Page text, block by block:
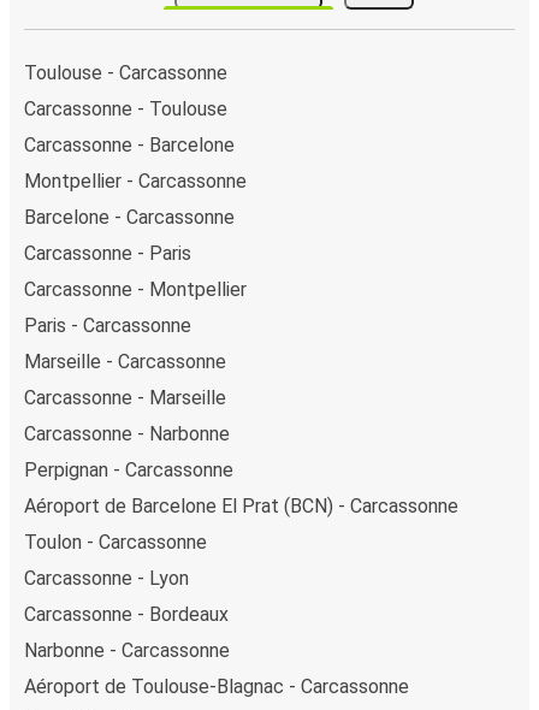
Toulouse - Carcassonne
Carcassonne - Toulouse
Carcassonne - Barcelone
Montpellier - Carcassonne
Barcelone - Carcassonne
Carcassonne - Paris
Carcassonne - Montpellier
Paris - Carcassonne
Marseille - Carcassonne
Carcassonne - Marseille
Carcassonne - Narbonne
Perpignan - Carcassonne
Aéroport de Barcelone El Prat (BCN) - Carcassonne
Toulon - Carcassonne
Carcassonne - Lyon
Carcassonne - Bordeaux
Narbonne - Carcassonne
Aéroport de Toulouse-Blagnac - Carcassonne